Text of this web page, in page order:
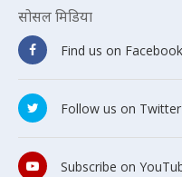
सोसल मिडिया
Find us on Facebook
Follow us on Twitter
Subscribe on